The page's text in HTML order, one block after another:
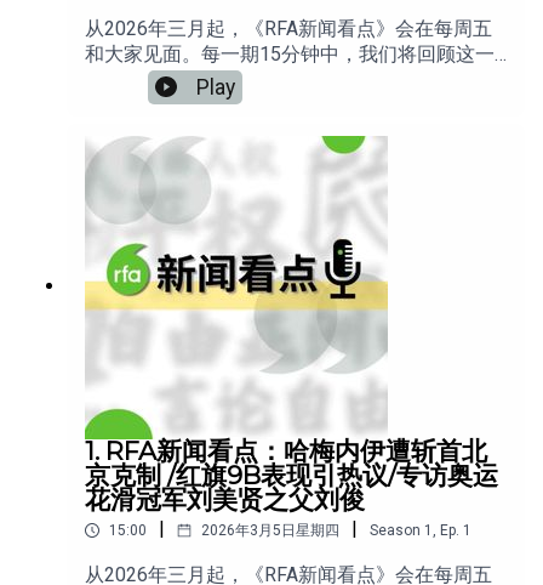
从2026年三月起，《RFA新闻看点》会在每周五
和大家见面。每一期15分钟中，我们将回顾这一
周新闻，为您聚焦最重要的看点。本周看点：1.
广东陆丰游神禁炮引发千人抗议2.伊朗战火升级，
中国会被“烫”到吗？3. ⁠⁠霍尔木兹海峡滞航 国旗通
行说受质疑4. 美国谈伊朗 为何要“松绑蒋介石”？5.⁠
⁠RFA独家：专访郭珍明——旅德艺术家称拍到新
疆“再教育营”劳动场景欢迎收听分享！
Play
1. RFA新闻看点：哈梅内伊遭斩首北
京克制 /红旗9B表现引热议/专访奥运
花滑冠军刘美贤之父刘俊
15:00 2026年3月5日星期四 Season 1 , Ep. 1
从2026年三月起，《RFA新闻看点》会在每周五